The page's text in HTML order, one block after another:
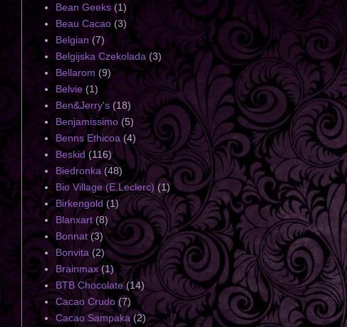
Bean Geeks (1)
Beau Cacao (3)
Belgian (7)
Belgijska Czekolada (3)
Bellarom (9)
Belvie (1)
Ben&Jerry's (18)
Benjamissimo (5)
Benns Ethicoa (4)
Beskid (116)
Biedronka (48)
Bio Village (E.Leclerc) (1)
Birkengold (1)
Blanxart (8)
Bonnat (3)
Bonvita (2)
Brainmax (1)
BTB Chocolate (14)
Cacao Crudo (7)
Cacao Sampaka (2)